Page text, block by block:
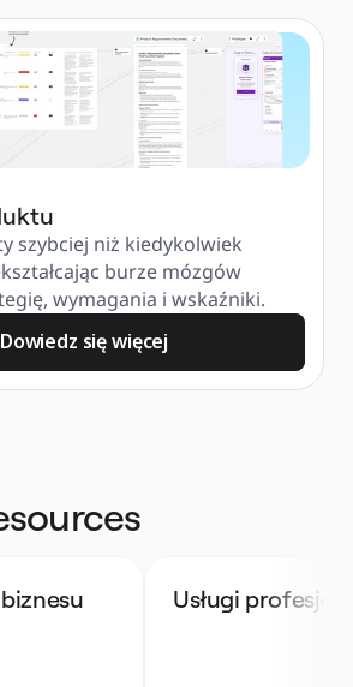
szybciej niż kiedykolwiek
burze mózgów
wymagania i wskaźniki.
Dowiedz się więcej
Usługi